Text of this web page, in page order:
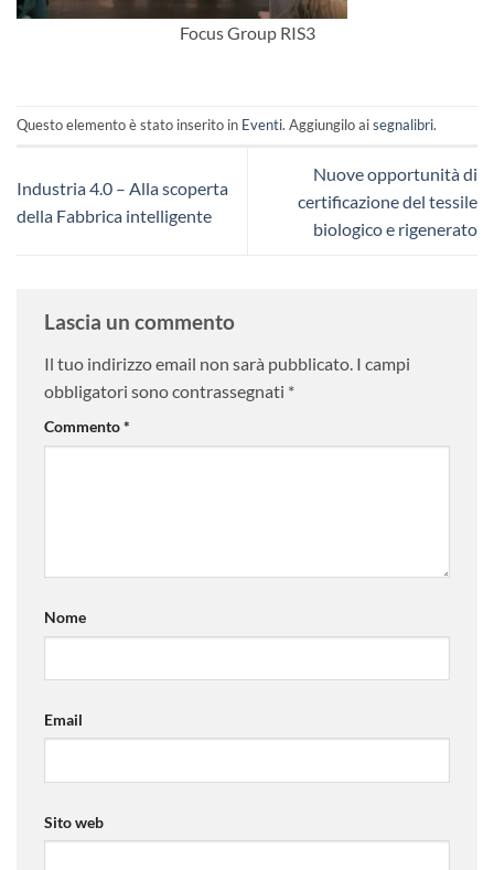
Focus Group RIS3
Questo elemento è stato inserito in Eventi. Aggiungilo aisegnalibri.
Industria 4.0 – Alla scoperta
della Fabbrica intelligente
Nuove opportunità di
certificazione del tessile
biologico e rigenerato
Lascia un commento
Il tuo indirizzo email non sarà pubblicato. I campi
obbligatori sono contrassegnati *
Commento*
Nome
Email
Sito web